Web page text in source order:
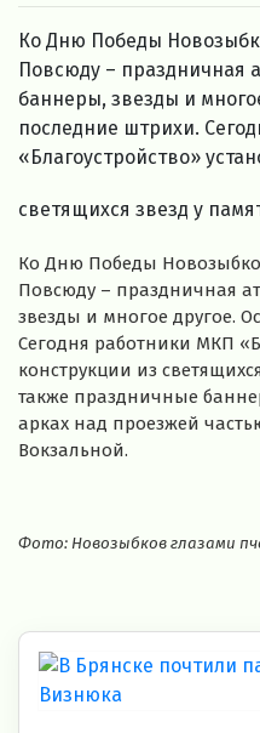
Ко Дню Победы
Повсюду – праздничная
баннеры, звезды и
последние штрихи.
«Благоустройство»
светящихся звезд у
Ко Дню Победы
Повсюду – праздничная
звезды и многое другое.
Сегодня работники МКП
конструкции из
также праздничные
арках над проезжей
Вокзальной.
Фото: Новозыбков глазами